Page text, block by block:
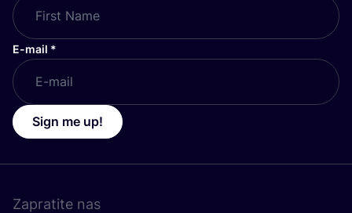
E-mail *
Sign me up!
Zapratite nas